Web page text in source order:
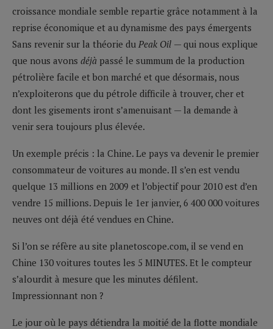
croissance mondiale semble repartie grâce notamment à la
reprise économique et au dynamisme des pays émergents
Sans revenir sur la théorie du Peak Oil — qui nous explique
que nous avons déjà passé le summum de la production
pétrolière facile et bon marché et que désormais, nous
n’exploiterons que du pétrole difficile à trouver, cher et
dont les gisements iront s’amenuisant — la demande à
venir sera toujours plus élevée.
Un exemple précis : la Chine. Le pays va devenir le premier
consommateur de voitures au monde. Il s’en est vendu
quelque 13 millions en 2009 et l’objectif pour 2010 est d’en
vendre 15 millions. Depuis le 1er janvier, 6 400 000 voitures
neuves ont déjà été vendues en Chine.
Si l’on se réfère au site planetoscope.com, il se vend en
Chine 130 voitures toutes les 5 MINUTES. Et le compteur
s’alourdit à mesure que les minutes défilent.
Impressionnant non ?
Le jour où le pays détiendra la moitié de la flotte mondiale